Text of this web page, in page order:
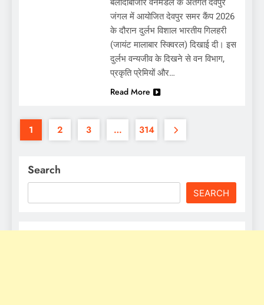
जंगल में आयोजित देवपुर समर कैंप 2026
के दौरान दुर्लभ विशाल भारतीय गिलहरी
(जायंट मालाबार स्क्विरल) दिखाई दी। इस
दुर्लभ वन्यजीव के दिखने से वन विभाग,
प्रकृति प्रेमियों और…
Read More
1 2 3 … 314
Search
SEARCH